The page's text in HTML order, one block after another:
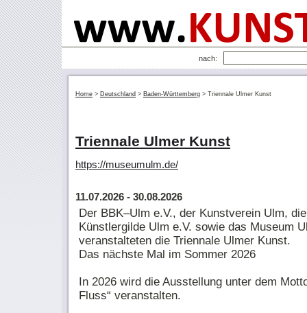
nach:
Home > Deutschland > Baden-Württemberg > Triennale Ulmer Kunst
Triennale Ulmer Kunst
https://museumulm.de/
11.07.2026 - 30.08.2026
Der BBK–Ulm e.V., der Kunstverein Ulm, die
Künstlergilde Ulm e.V. sowie das Museum
veranstalteten die Triennale Ulmer Kunst.
Das nächste Mal im Sommer 2026
In 2026 wird die Ausstellung unter dem
Fluss“ veranstalten.